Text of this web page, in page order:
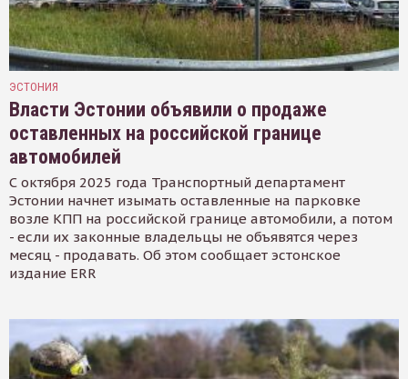
ЭСТОНИЯ
Власти Эстонии объявили о продаже
оставленных на российской границе
автомобилей
С октября 2025 года Транспортный департамент
Эстонии начнет изымать оставленные на парковке
возле КПП на российской границе автомобили, а потом
- если их законные владельцы не объявятся через
месяц - продавать. Об этом сообщает эстонское
издание ERR